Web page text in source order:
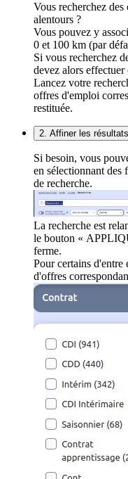
Vous recherchez
alentours ?
Vous pouvez y
0 et 100 km (par
Si vous recherchez
devez alors effectuer
Lancez votre
offres d'emploi
restituée.
2. Affiner les
Si besoin, vous
en sélectionnant des
de recherche.
La recherche est
le bouton «
ferme.
Pour certains
d'offres